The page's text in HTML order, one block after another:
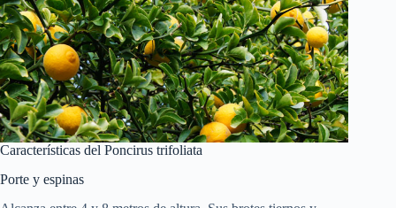
Características del Poncirus trifoliata
Porte y espinas